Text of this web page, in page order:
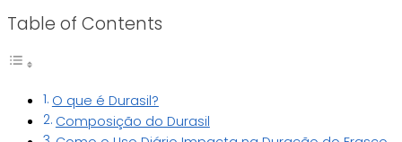
Table of Contents
O que é Durasil?
Composição do Durasil